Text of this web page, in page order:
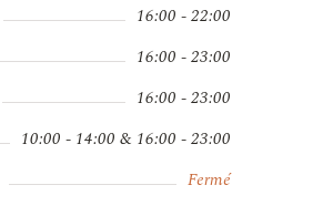
16:00 - 22:00
16:00 - 23:00
16:00 - 23:00
10:00 - 14:00 & 16:00 - 23:00
Fermé